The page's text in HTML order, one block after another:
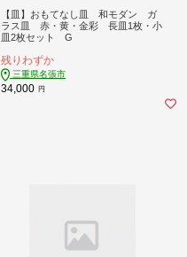
【皿】おもてなし皿 和モダン ガ
ラス皿 赤・黄・金彩 長皿1枚・小
皿2枚セット G
残りわずか
三重県名張市
34,000 円